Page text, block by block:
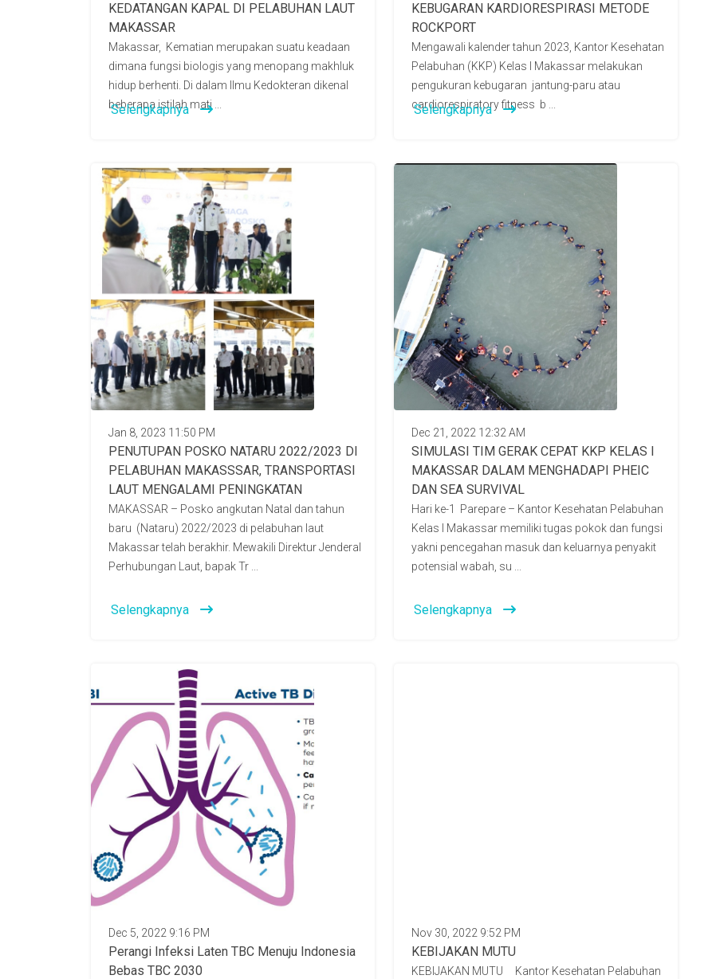
KEDATANGAN KAPAL DI PELABUHAN LAUT
MAKASSAR
Makassar, Kematian merupakan suatu keadaan
dimana fungsi biologis yang menopang makhluk
hidup berhenti. Di dalam Ilmu Kedokteran dikenal
beberapa istilah mati ...
Selengkapnya
KEBUGARAN KARDIORESPIRASI METODE
ROCKPORT
Mengawali kalender tahun 2023, Kantor Kesehatan
Pelabuhan (KKP) Kelas I Makassar melakukan
pengukuran kebugaran jantung-paru atau
cardiorespiratory fitness b ...
Selengkapnya
Jan 8, 2023 11:50 PM
PENUTUPAN POSKO NATARU 2022/2023 DI
PELABUHAN MAKASSSAR, TRANSPORTASI
LAUT MENGALAMI PENINGKATAN
MAKASSAR – Posko angkutan Natal dan tahun
baru (Nataru) 2022/2023 di pelabuhan laut
Makassar telah berakhir. Mewakili Direktur Jenderal
Perhubungan Laut, bapak Tr ...
Selengkapnya
Dec 21, 2022 12:32 AM
SIMULASI TIM GERAK CEPAT KKP KELAS I
MAKASSAR DALAM MENGHADAPI PHEIC
DAN SEA SURVIVAL
Hari ke-1 Parepare – Kantor Kesehatan Pelabuhan
Kelas I Makassar memiliki tugas pokok dan fungsi
yakni pencegahan masuk dan keluarnya penyakit
potensial wabah, su ...
Selengkapnya
Dec 5, 2022 9:16 PM
Perangi Infeksi Laten TBC Menuju Indonesia
Bebas TBC 2030
Nov 30, 2022 9:52 PM
KEBIJAKAN MUTU
KEBIJAKAN MUTU Kantor Kesehatan Pelabuhan